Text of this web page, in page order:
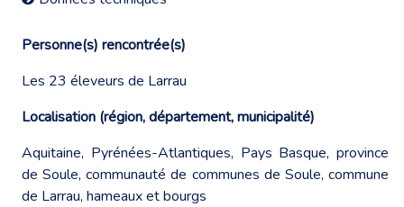
Personne(s) rencontrée(s)
Les 23 éleveurs de Larrau
Localisation (région, département, municipalité)
Aquitaine, Pyrénées-Atlantiques, Pays Basque, province
de Soule, communauté de communes de Soule, commune
de Larrau, hameaux et bourgs